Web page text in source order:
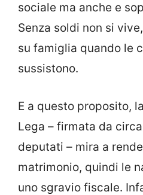
sociale ma anche e
Senza soldi non si
su famiglia quando le
sussistono.
E a questo proposito,
Lega – firmata da
deputati – mira a
matrimonio, quindi le
uno sgravio fiscale.